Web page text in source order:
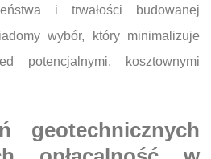
i trwałości budowanej
wybór, który minimalizuje
potencjalnymi, kosztownymi
geotechnicznych